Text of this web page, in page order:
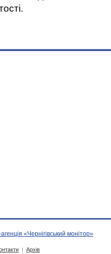
«Чернігівський монітор»
| Архів